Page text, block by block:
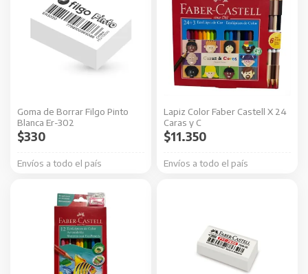
Goma de Borrar Filgo Pinto
Blanca Er-302
Envíos a todo el país
$330
Lapiz Color Faber Castell X 24
Caras y C
Envíos a todo el país
$11.350